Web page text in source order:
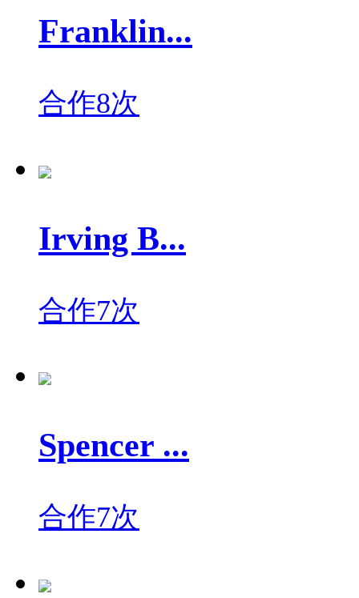
Franklin...
合作8次
Irving B...
合作7次
Spencer ...
合作7次